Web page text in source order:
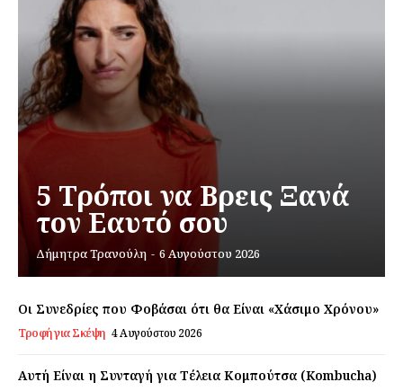
5 Τρόποι να Βρεις Ξανά
τον Εαυτό σου
Δήμητρα Τρανούλη - 6 Αυγούστου 2026
Οι Συνεδρίες που Φοβάσαι ότι θα Είναι «Χάσιμο Χρόνου»
Τροφή για Σκέψη 4 Αυγούστου 2026
Αυτή Είναι η Συνταγή για Τέλεια Κομπούτσα (Kombucha)